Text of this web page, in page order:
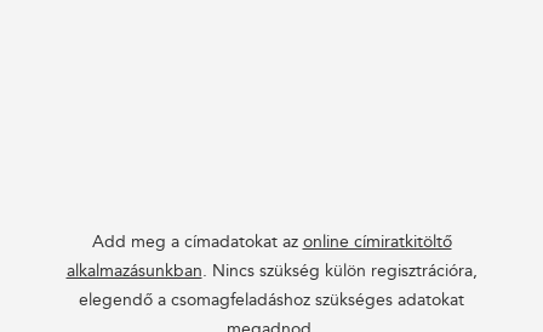
Add meg a címadatokat az online címiratkitöltő
alkalmazásunkban. Nincs szükség külön regisztrációra,
elegendő a csomagfeladáshoz szükséges adatokat